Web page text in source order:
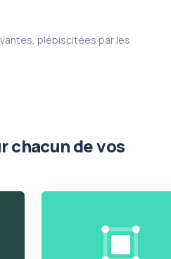
plébiscitées par les
chacun de vos